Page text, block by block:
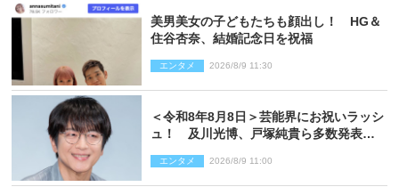
美男美女の子どもたちも顔出し！ HG＆
住谷杏奈、結婚記念日を祝福
エンタメ 2026/8/9 11:30
＜令和8年8月8日＞芸能界にお祝いラッシ
ュ！ 及川光博、戸塚純貴ら多数発表結
エンタメ 2026/8/9 11:00